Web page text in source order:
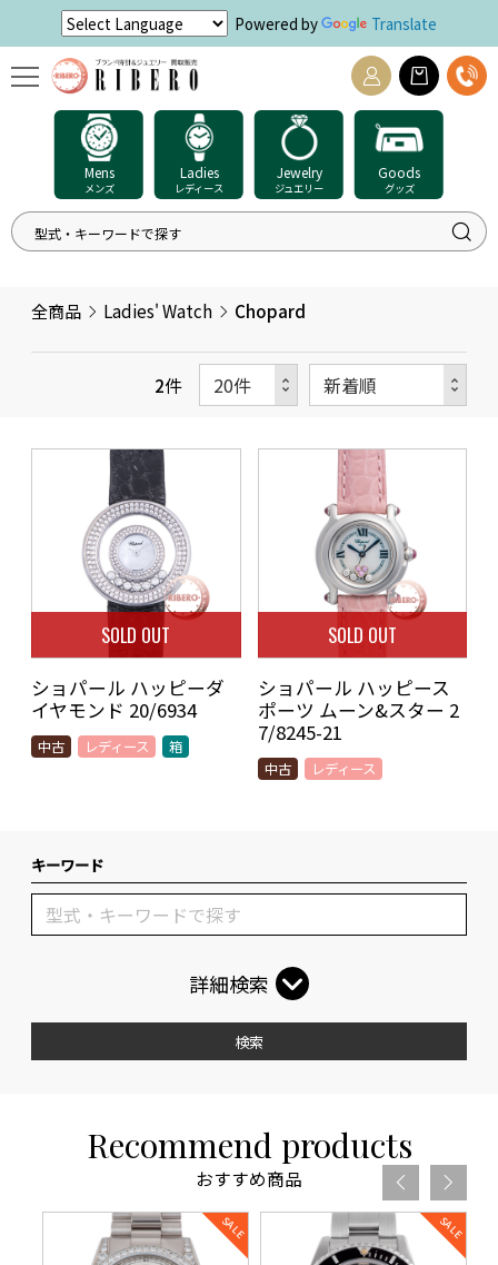
Powered by Translate
Mens
メンズ
Ladies
レディース
Jewelry
ジュエリー
Goods
グッズ
全商品 Ladies' Watch Chopard
2件
SOLD OUT
ショパール ハッピーダ
イヤモンド 20/6934
中古 レディース 箱
SOLD OUT
ショパール ハッピース
ポーツ ムーン&スター 2
7/8245-21
中古 レディース
キーワード
詳細検索
検索
Recommend products
おすすめ商品